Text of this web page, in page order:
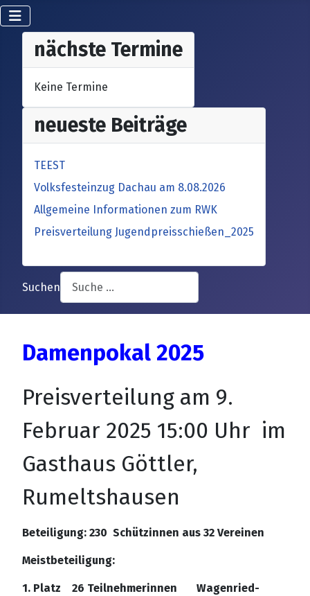
nächste Termine
Keine Termine
neueste Beiträge
TEEST
Volksfesteinzug Dachau am 8.08.2026
Allgemeine Informationen zum RWK
Preisverteilung Jugendpreisschießen_2025
Suchen
Details
Damenpokal 2025
Preisverteilung am 9.
Februar 2025 15:00 Uhr im
Gasthaus Göttler,
Rumeltshausen
Beteiligung: 230 Schützinnen aus 32 Vereinen
Meistbeteiligung:
1. Platz 26 Teilnehmerinnen Wagenried-